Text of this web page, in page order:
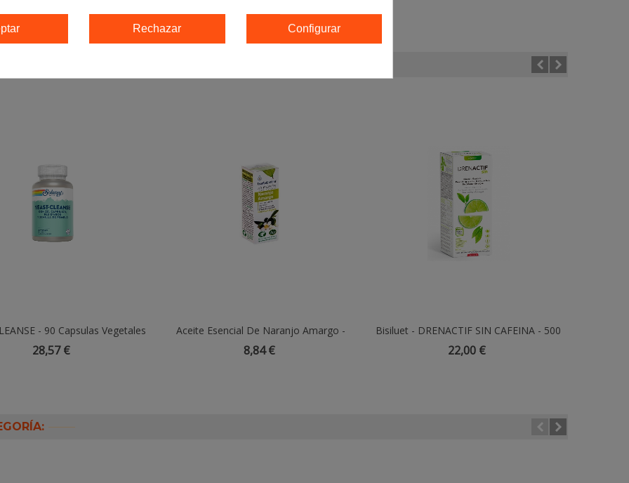
TAMBIÉN COMPRARON:
Añadir Al Carrito
- 90 Capsulas Vegetales
28,57 €
Añadir Al Carrito
Aceite Esencial De Naranjo Amargo -
10ml
8,84 €
Añadir Al Carrito
Bisiluet - DRENACTIF SIN CAFEINA - 500
Ml
22,00 €
Rechazar Configurar